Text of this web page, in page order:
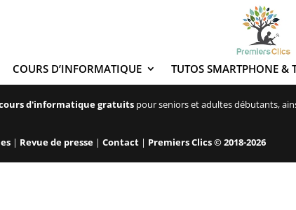
COURS D’INFORMATIQUE TUTOS SMARTPHONE &
d'informatique gratuits pour seniors et adultes débutants,
| Revue de presse |Contact | Premiers Clics © 2018-2026